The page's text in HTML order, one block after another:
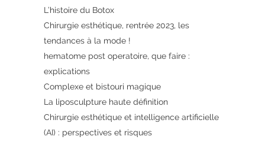
L’histoire du Botox
Chirurgie esthétique, rentrée 2023, les
tendances à la mode !
hematome post operatoire, que faire :
explications
Complexe et bistouri magique
La liposculpture haute définition
Chirurgie esthétique et intelligence artificielle
(AI) : perspectives et risques